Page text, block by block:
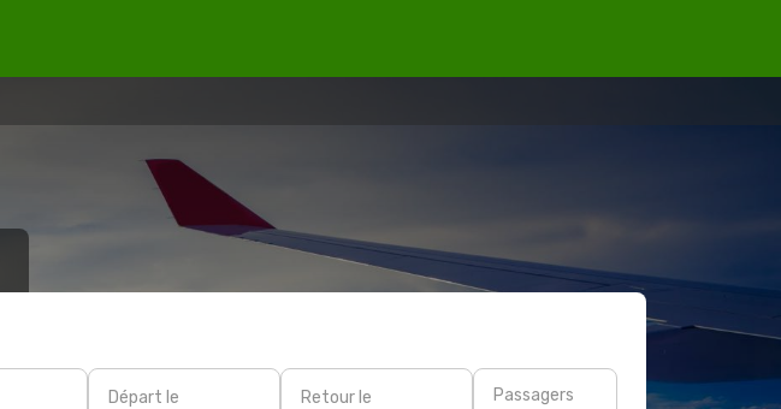
Départ le Retour le Passagers